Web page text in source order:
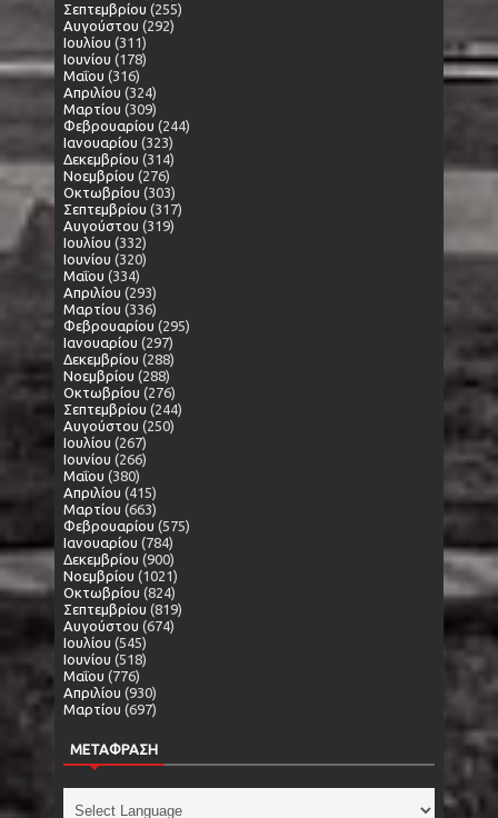
Σεπτεμβρίου (255)
Αυγούστου (292)
Ιουλίου (311)
Ιουνίου (178)
Μαΐου (316)
Απριλίου (324)
Μαρτίου (309)
Φεβρουαρίου (244)
Ιανουαρίου (323)
Δεκεμβρίου (314)
Νοεμβρίου (276)
Οκτωβρίου (303)
Σεπτεμβρίου (317)
Αυγούστου (319)
Ιουλίου (332)
Ιουνίου (320)
Μαΐου (334)
Απριλίου (293)
Μαρτίου (336)
Φεβρουαρίου (295)
Ιανουαρίου (297)
Δεκεμβρίου (288)
Νοεμβρίου (288)
Οκτωβρίου (276)
Σεπτεμβρίου (244)
Αυγούστου (250)
Ιουλίου (267)
Ιουνίου (266)
Μαΐου (380)
Απριλίου (415)
Μαρτίου (663)
Φεβρουαρίου (575)
Ιανουαρίου (784)
Δεκεμβρίου (900)
Νοεμβρίου (1021)
Οκτωβρίου (824)
Σεπτεμβρίου (819)
Αυγούστου (674)
Ιουλίου (545)
Ιουνίου (518)
Μαΐου (776)
Απριλίου (930)
Μαρτίου (697)
ΜΕΤΑΦΡΑΣΗ